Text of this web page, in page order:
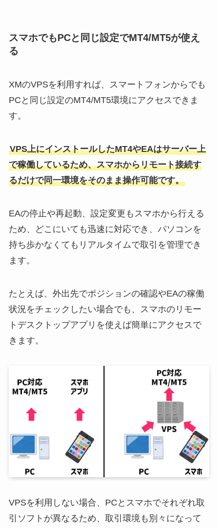
スマホでもPCと同じ設定でMT4/MT5が使え
る
XMのVPSを利用すれば、スマートフォンからでも
PCと同じ設定のMT4/MT5環境にアクセスできま
す。
VPS上にインストールしたMT4やEAはサーバー上
で稼働しているため、スマホからリモート接続す
るだけで同一環境をそのまま操作可能です。
EAの停止や再起動、設定変更もスマホから行える
ため、どこにいても迅速に対応でき、パソコンを
持ち歩かなくてもリアルタイムで取引を管理でき
ます。
たとえば、外出先でポジションの確認やEAの稼働
状況をチェックしたい場合でも、スマホのリモー
トデスクトップアプリを使えば簡単にアクセスで
きます。
VPSを利用しない場合、PCとスマホでそれぞれ取
引ソフトが異なるため、取引環境も別々になって